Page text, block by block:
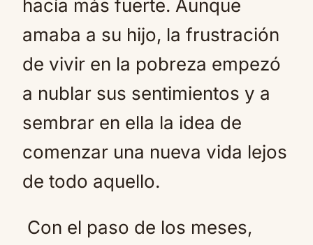
hacía más fuerte. Aunque
amaba a su hijo, la frustración
de vivir en la pobreza empezó
a nublar sus sentimientos y a
sembrar en ella la idea de
comenzar una nueva vida lejos
de todo aquello.
Con el paso de los meses,